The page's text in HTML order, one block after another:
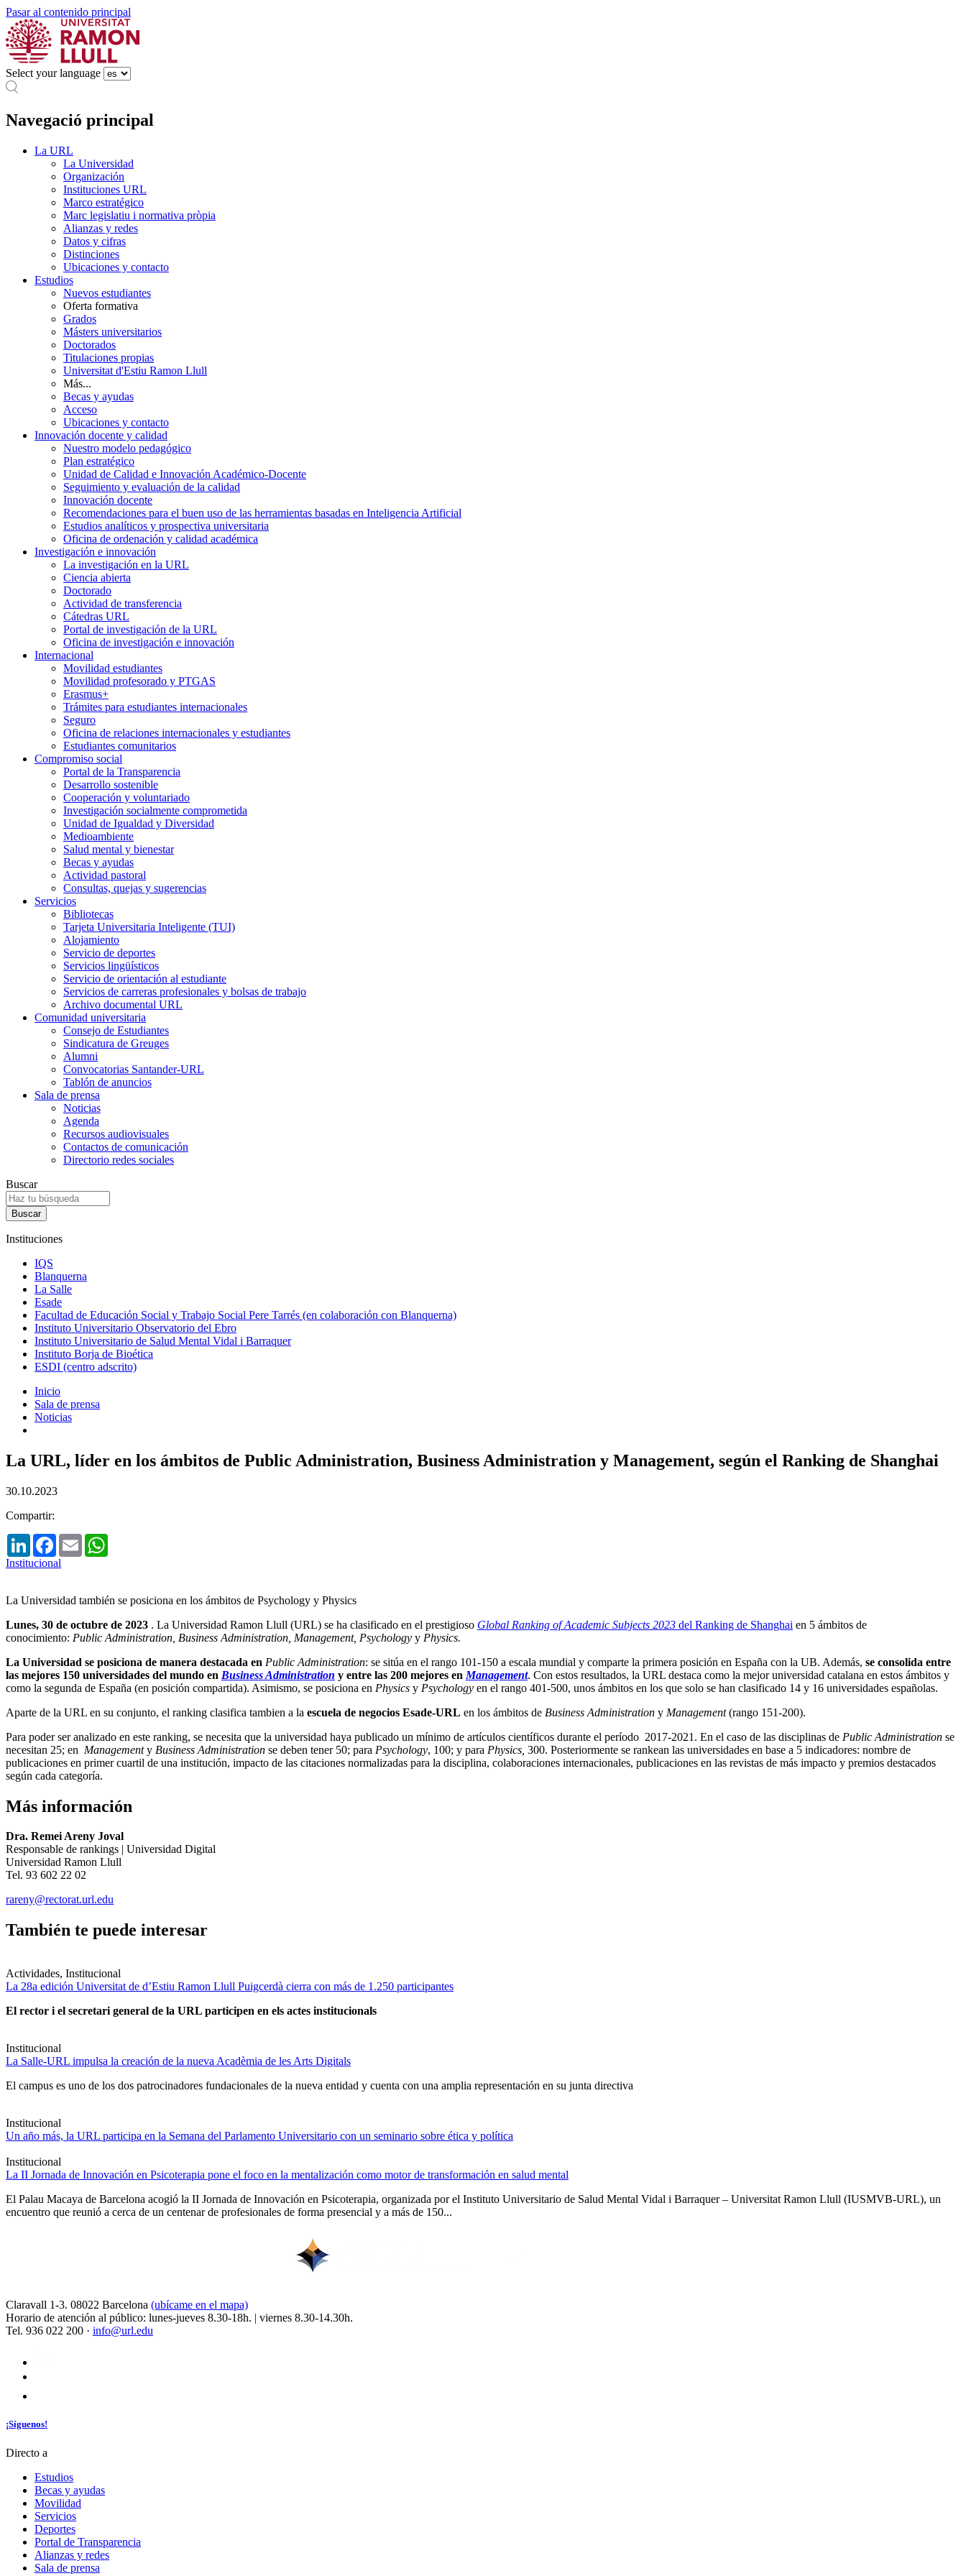
Pasar al contenido principal
Select your language
Navegació principal
La URL
La Universidad
Organización
Instituciones URL
Marco estratégico
Marc legislatiu i normativa pròpia
Alianzas y redes
Datos y cifras
Distinciones
Ubicaciones y contacto
Estudios
Nuevos estudiantes
Oferta formativa
Grados
Másters universitarios
Doctorados
Titulaciones propias
Universitat d'Estiu Ramon Llull
Más...
Becas y ayudas
Acceso
Ubicaciones y contacto
Innovación docente y calidad
Nuestro modelo pedagógico
Plan estratégico
Unidad de Calidad e Innovación Académico-Docente
Seguimiento y evaluación de la calidad
Innovación docente
Recomendaciones para el buen uso de las herramientas basadas en Inteligencia Artificial
Estudios analíticos y prospectiva universitaria
Oficina de ordenación y calidad académica
Investigación e innovación
La investigación en la URL
Ciencia abierta
Doctorado
Actividad de transferencia
Cátedras URL
Portal de investigación de la URL
Oficina de investigación e innovación
Internacional
Movilidad estudiantes
Movilidad profesorado y PTGAS
Erasmus+
Trámites para estudiantes internacionales
Seguro
Oficina de relaciones internacionales y estudiantes
Estudiantes comunitarios
Compromiso social
Portal de la Transparencia
Desarrollo sostenible
Cooperación y voluntariado
Investigación socialmente comprometida
Unidad de Igualdad y Diversidad
Medioambiente
Salud mental y bienestar
Becas y ayudas
Actividad pastoral
Consultas, quejas y sugerencias
Servicios
Bibliotecas
Tarjeta Universitaria Inteligente (TUI)
Alojamiento
Servicio de deportes
Servicios lingüísticos
Servicio de orientación al estudiante
Servicios de carreras profesionales y bolsas de trabajo
Archivo documental URL
Comunidad universitaria
Consejo de Estudiantes
Sindicatura de Greuges
Alumni
Convocatorias Santander-URL
Tablón de anuncios
Sala de prensa
Noticias
Agenda
Recursos audiovisuales
Contactos de comunicación
Directorio redes sociales
Buscar
Instituciones
IQS
Blanquerna
La Salle
Esade
Facultad de Educación Social y Trabajo Social Pere Tarrés (en colaboración con Blanquerna)
Instituto Universitario Observatorio del Ebro
Instituto Universitario de Salud Mental Vidal i Barraquer
Instituto Borja de Bioética
ESDI (centro adscrito)
Inicio
Sala de prensa
Noticias
La URL, líder en los ámbitos de Public Administration, Business Administration y Management, según el Ranking de Shanghai
30.10.2023
Compartir:
LinkedInFacebook
Email
Institucional
La Universidad también se posiciona en los ámbitos de Psychology y Physics
Lunes, 30 de octubre de 2023 . La Universidad Ramon Llull (URL) se ha clasificado en el prestigioso Global Ranking of Academic Subjects 2023 del Ranking de Shanghai en 5 ámbitos de
conocimiento: Public Administration, Business Administration, Management, Psychology y Physics.
La Universidad se posiciona de manera destacada en Public Administration: se sitúa en el rango 101-150 a escala mundial y comparte la primera posición en España con la UB. Además, se consolida entre
las mejores 150 universidades del mundo en Business Administration y entre las 200 mejores en Management. Con estos resultados, la URL destaca como la mejor universidad catalana en estos ámbitos y
como la segunda de España (en posición compartida). Asimismo, se posiciona en Physics y Psychology en el rango 401-500, unos ámbitos en los que solo se han clasificado 14 y 16 universidades españolas.
Aparte de la URL en su conjunto, el ranking clasifica tambien a la escuela de negocios Esade-URL en los ámbitos de Business Administration y Management(rango 151-200).
Para poder ser analizado en este ranking, se necesita que la universidad haya publicado un mínimo de artículos científicos durante el período 2017-2021. En el caso de las disciplinas de Public Administration se
necesitan 25; en Managementy Business Administration se deben tener 50; para Psychology, 100; y para Physics, 300. Posteriormente se rankean las universidades en base a 5 indicadores: nombre de
publicaciones en primer cuartil de una institución, impacto de las citaciones normalizadas para la disciplina, colaboraciones internacionales, publicaciones en las revistas de más impacto y premios destacados
según cada categoría.
Más información
Dra. Remei Areny Joval
Responsable de rankings | Universidad Digital
Universidad Ramon Llull
Tel. 93 602 22 02
rareny@rectorat.url.edu
También te puede interesar
Actividades, Institucional
La 28a edición Universitat de d’Estiu Ramon Llull Puigcerdà cierra con más de 1.250 participantes
El rector i el secretari general de la URL participen en els actes institucionals
Institucional
La Salle-URL impulsa la creación de la nueva Acadèmia de les Arts Digitals
El campus es uno de los dos patrocinadores fundacionales de la nueva entidad y cuenta con una amplia representación en su junta directiva
Institucional
Un año más, la URL participa en la Semana del Parlamento Universitario con un seminario sobre ética y política
Institucional
La II Jornada de Innovación en Psicoterapia pone el foco en la mentalización como motor de transformación en salud mental
El Palau Macaya de Barcelona acogió la II Jornada de Innovación en Psicoterapia, organizada por el Instituto Universitario de Salud Mental Vidal i Barraquer – Universitat Ramon Llull (IUSMVB-URL), un
encuentro que reunió a cerca de un centenar de profesionales de forma presencial y a más de 150...
Claravall 1-3. 08022 Barcelona (ubícame en el mapa)
Horario de atención al público: lunes-jueves 8.30-18h. | viernes 8.30-14.30h.
Tel. 936 022 200 · info@url.edu
¡Síguenos!
Directo a
Estudios
Becas y ayudas
Movilidad
Servicios
Deportes
Portal de Transparencia
Alianzas y redes
Sala de prensa